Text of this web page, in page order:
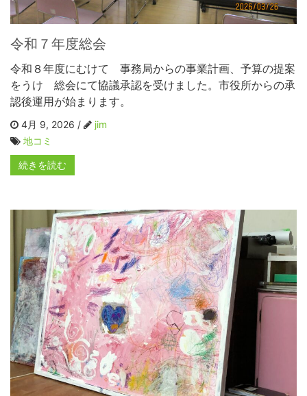
令和７年度総会
令和８年度にむけて 事務局からの事業計画、予算の提案
をうけ 総会にて協議承認を受けました。市役所からの承
認後運用が始まります。
4月 9, 2026 /
jim
地コミ
続きを読む